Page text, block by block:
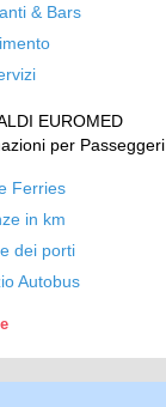
& Bars
EUROMED
per Passeggeri
Ferries
in km
dei porti
Autobus